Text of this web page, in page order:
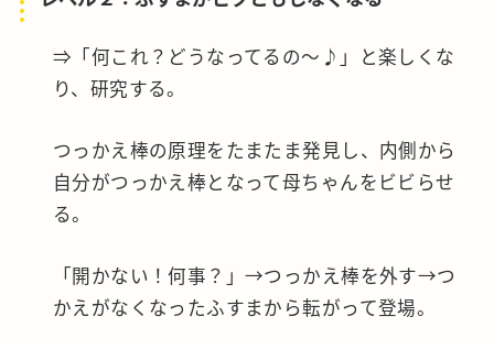
⇒「何これ？どうなってるの～♪」と楽しくな
り、研究する。
つっかえ棒の原理をたまたま発見し、内側から
自分がつっかえ棒となって母ちゃんをビビらせ
る。
「開かない！何事？」→つっかえ棒を外す→つ
かえがなくなったふすまから転がって登場。